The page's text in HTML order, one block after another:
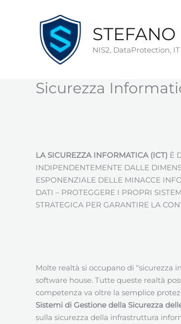
STEFANO
NIS2, DataProtection,
Sicurezza
LA SICUREZZA INFORMATICA (ICT) È
INDIPENDENTEMENTE DALLE
ESPONENZIALE DELLE MINACCE
DATI – PROTEGGERE I PROPRI
STRATEGICA PER GARANTIRE LA
Molte realtà si occupano di
software house. Tutte queste realtà
competenza va oltre la semplice
Sistemi di Gestione della Sicurezza
sulla sicurezza della infrastruttura